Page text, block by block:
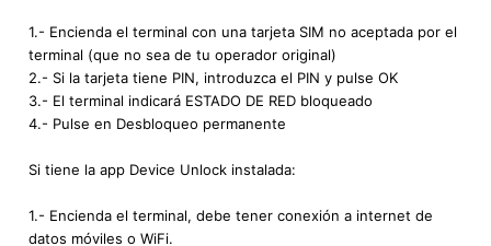
1.- Encienda el terminal con una tarjeta SIM no aceptada por el
terminal (que no sea de tu operador original)
2.- Si la tarjeta tiene PIN, introduzca el PIN y pulse OK
3.- El terminal indicará ESTADO DE RED bloqueado
4.- Pulse en Desbloqueo permanente
Si tiene la app Device Unlock instalada:
1.- Encienda el terminal, debe tener conexión a internet de
datos móviles o WiFi.